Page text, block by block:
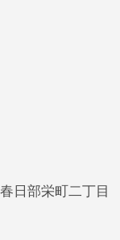
日部栄町二丁目